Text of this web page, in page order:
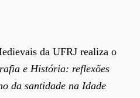
da UFRJ realiza o
e História: reflexões
da santidade na Idade